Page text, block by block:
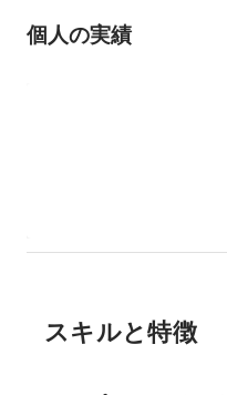
個人の実績
トリードに従事。
スキルと特徴